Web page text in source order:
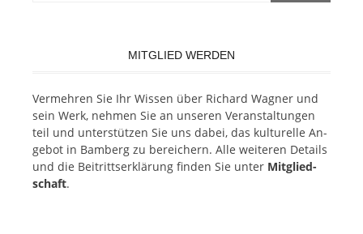
MITGLIED WERDEN
Ver­meh­ren Sie Ihr Wis­sen über Ri­chard Wag­ner und
sein Werk, neh­men Sie an un­se­ren Ver­an­stal­tun­gen
teil und un­ter­stüt­zen Sie uns da­bei, das kul­tu­rel­le An­
ge­bot in Bam­berg zu be­rei­chern. Alle wei­te­ren De­tails
und die Bei­tritts­er­klä­rung fin­den Sie un­ter Mit­glied­
schaft.